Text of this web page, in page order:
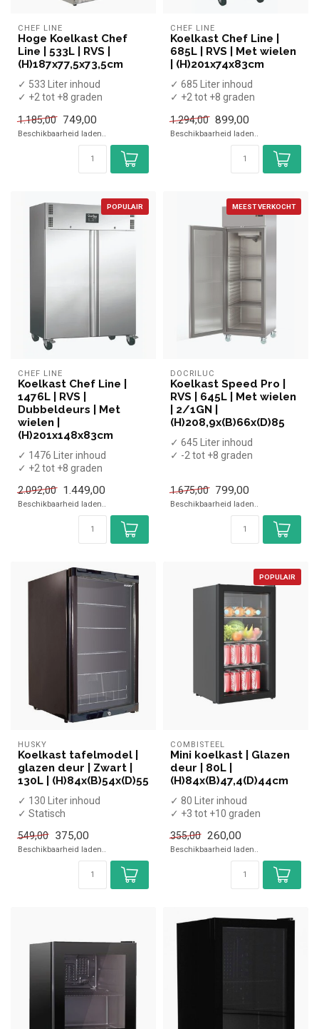
CHEF LINE
Hoge Koelkast Chef
Line | 533L | RVS |
(H)187x77,5x73,5cm
✓ 533 Liter inhoud
✓ +2 tot +8 graden
✓ Breedte 77,5 ...
1.185,00 749,00
Beschikbaarheid laden..
CHEF LINE
Koelkast Chef Line |
685L | RVS | Met wielen
| (H)201x74x83cm
✓ 685 Liter inhoud
✓ +2 tot +8 graden
✓ Breedte 74 cm, diepte 83...
1.294,00 899,00
Beschikbaarheid laden..
POPULAIR
CHEF LINE
Koelkast Chef Line |
1476L | RVS |
Dubbeldeurs | Met
wielen |
(H)201x148x83cm
✓ 1476 Liter inhoud
✓ +2 tot +8 graden
✓ Breedte 148 cm, diepte ...
2.092,00 1.449,00
Beschikbaarheid laden..
MEEST VERKOCHT
DOCRILUC
Koelkast Speed Pro |
RVS | 645L | Met wielen
| 2/1GN |
(H)208,9x(B)66x(D)85
✓ 645 Liter inhoud
✓ -2 tot +8 graden
1.675,00
799,00
Beschikbaarheid laden..
HUSKY
Koelkast tafelmodel |
glazen deur | Zwart |
130L | (H)84x(B)54x(D)55
✓ 130 Liter inhoud
✓ Statisch
cm, hoogte 84 cm
✓ 2...
549,00 375,00
Beschikbaarheid laden..
POPULAIR
COMBISTEEL
Mini koelkast | Glazen
deur | 80L |
(H)84x(B)47,4(D)44cm
✓ 80 Liter inhoud
✓ +3 tot +10 graden
✓ Breedte 47,4 cm, diepte
44...
355,00 260,00
Beschikbaarheid laden..